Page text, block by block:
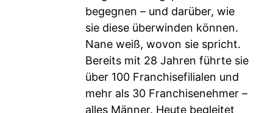
begegnen – und darüber, wie
sie diese überwinden können.
Nane weiß, wovon sie spricht.
Bereits mit 28 Jahren führte sie
über 100 Franchisefilialen und
mehr als 30 Franchisenehmer –
alles Männer. Heute begleitet